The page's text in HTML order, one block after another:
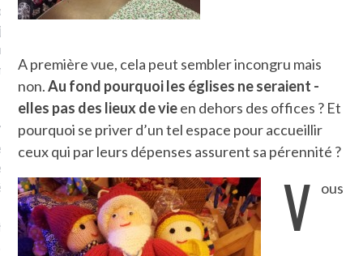
je sens, j’entends, je
goûte et ceux que je
! Marcheuse des villes,
des ruines et des
qui Marche: pousseuse
cochère ou pas. Mais
pas d’interdit. Vélo,
bateau…
incite à un autre regard
curiosité. C’est un
A première vue, cela peut sembler incongru mais
non.Au fond pourquoi les églises ne seraient -
elles pas des lieux de vieen dehors des offices ? Et
pourquoi se priver d’un tel espace pour accueillir
ceux qui par leurs dépenses assurent sa pérennité ?
V ous